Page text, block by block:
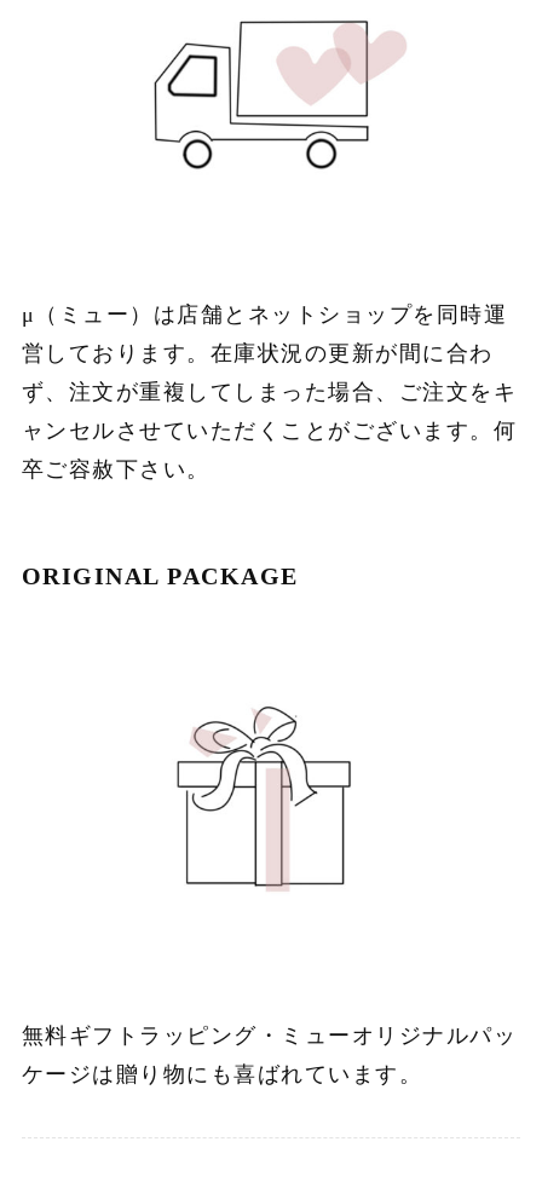
μ（ミュー）は店舗とネットショップを同時運
営しております。在庫状況の更新が間に合わ
ず、注文が重複してしまった場合、ご注文をキ
ャンセルさせていただくことがございます。何
卒ご容赦下さい。
ORIGINAL PACKAGE
無料ギフトラッピング・ミューオリジナルパッ
ケージは贈り物にも喜ばれています。